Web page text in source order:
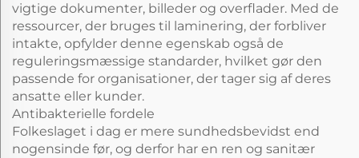
vigtige dokumenter, billeder og overflader. Med de
ressourcer, der bruges til laminering, der forbliver
intakte, opfylder denne egenskab også de
reguleringsmæssige standarder, hvilket gør den
passende for organisationer, der tager sig af deres
ansatte eller kunder.
Antibakterielle fordele
Folkeslaget i dag er mere sundhedsbevidst end
nogensinde før, og derfor har en ren og sanitær